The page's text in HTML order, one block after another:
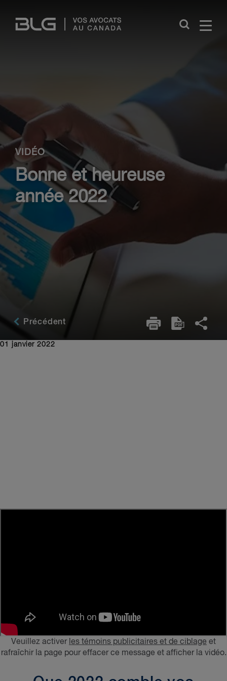
Links
Close
VIDÉO
Bonne et heureuse
année 2022
Précédent
01 janvier 2022
Veuillez activer les témoins publicitaires et de ciblage et
rafraîchir la page pour effacer ce message et afficher la vidéo.